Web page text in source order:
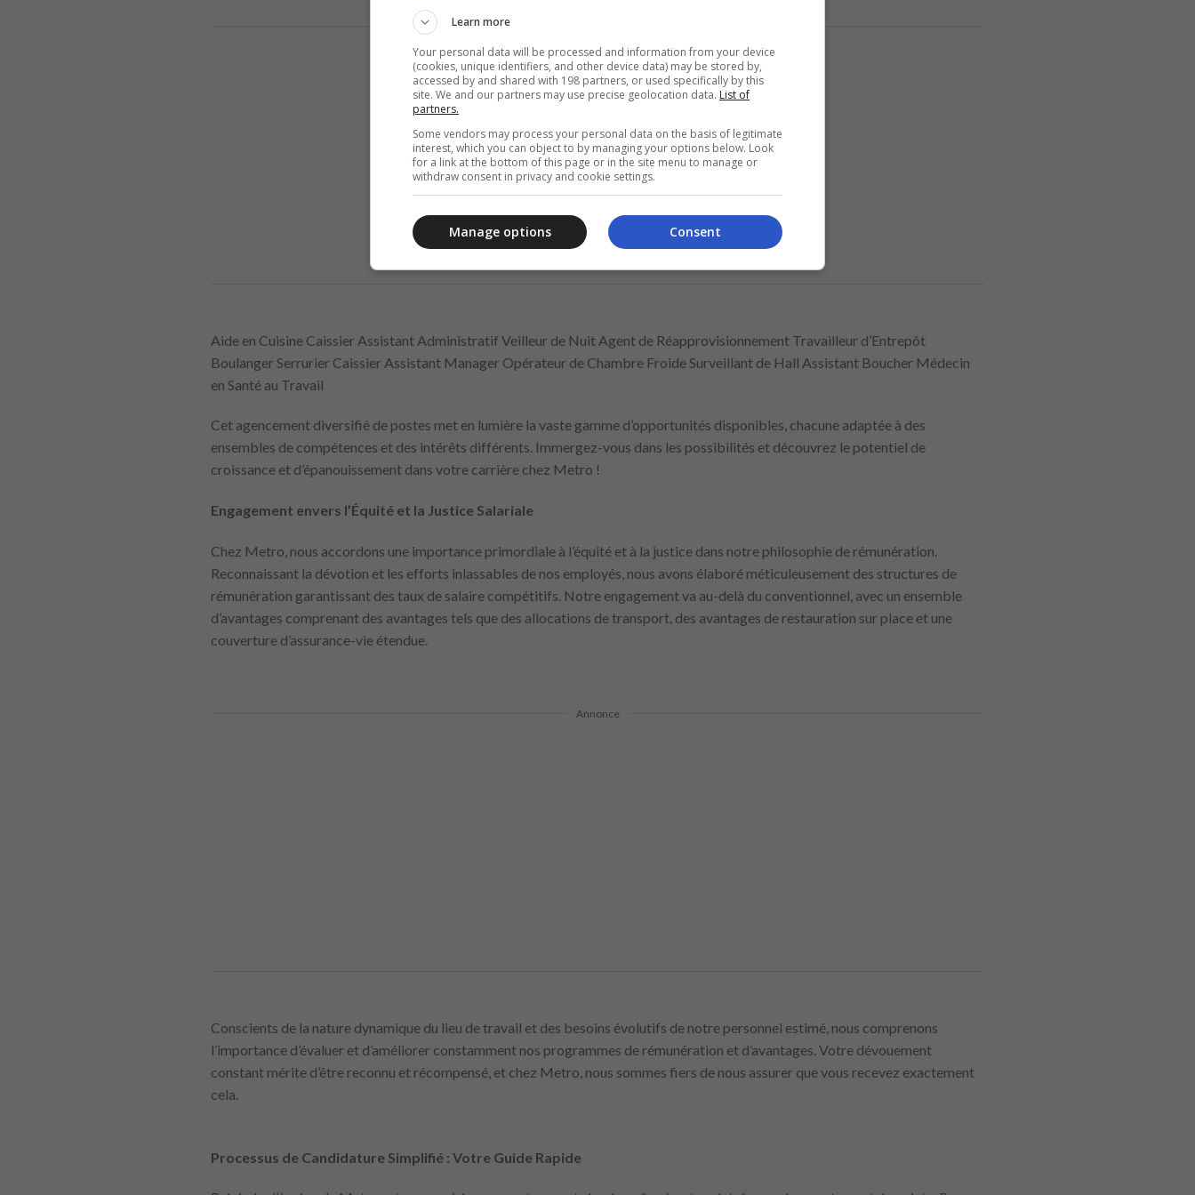
Aide en Cuisine Caissier Assistant Administratif Veilleur de Nuit Agent de Réapprovisionnement Travailleur d’Entrepôt
Boulanger Serrurier Caissier Assistant Manager Opérateur de Chambre Froide Surveillant de Hall Assistant Boucher Médecin
en Santé au Travail
Cet agencement diversifié de postes met en lumière la vaste gamme d’opportunités disponibles, chacune adaptée à des
ensembles de compétences et des intérêts différents. Immergez-vous dans les possibilités et découvrez le potentiel de
croissance et d’épanouissement dans votre carrière chez Metro !
Engagement envers l’Équité et la Justice Salariale
Chez Metro, nous accordons une importance primordiale à l’équité et à la justice dans notre philosophie de rémunération.
Reconnaissant la dévotion et les efforts inlassables de nos employés, nous avons élaboré méticuleusement des structures de
rémunération garantissant des taux de salaire compétitifs. Notre engagement va au-delà du conventionnel, avec un ensemble
d’avantages comprenant des avantages tels que des allocations de transport, des avantages de restauration sur place et une
couverture d’assurance-vie étendue.
Annonce
Conscients de la nature dynamique du lieu de travail et des besoins évolutifs de notre personnel estimé, nous comprenons
l’importance d’évaluer et d’améliorer constamment nos programmes de rémunération et d’avantages. Votre dévouement
constant mérite d’être reconnu et récompensé, et chez Metro, nous sommes fiers de nous assurer que vous recevez exactement
cela.
Processus de Candidature Simplifié : Votre Guide Rapide
Learn more
Your personal data will be processed and information from your device
(cookies, unique identifiers, and other device data) may be stored by,
accessed by and shared with 198 partners, or used specifically by this
site. We and our partners may use precise geolocation data. List of
partners.
Some vendors may process your personal data on the basis of legitimate
interest, which you can object to by managing your options below. Look
for a link at the bottom of this page or in the site menu to manage or
withdraw consent in privacy and cookie settings.
Consent
Manage options